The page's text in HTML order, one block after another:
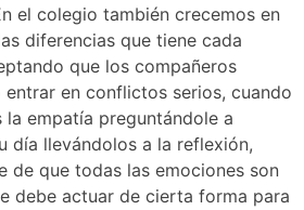
el colegio también crecemos en
diferencias que tiene cada
que los compañeros
en conflictos serios, cuando
empatía preguntándole a
día llevándolos a la reflexión,
de que todas las emociones son
debe actuar de cierta forma para